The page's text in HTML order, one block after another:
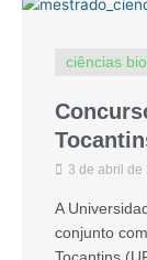
ciências
3 de abril de
A
conjunto